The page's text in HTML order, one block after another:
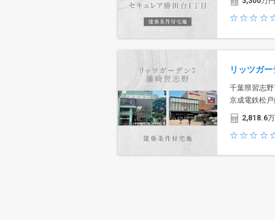
千葉県習志
京成電鉄松
2,818.6